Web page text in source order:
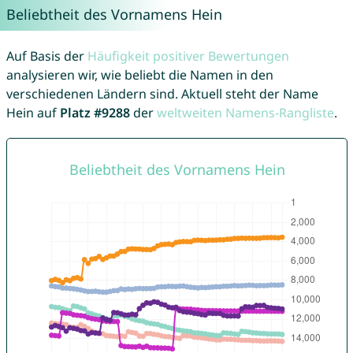
Beliebtheit des Vornamens Hein
Auf Basis der Häufigkeit positiver Bewertungen
analysieren wir, wie beliebt die Namen in den
verschiedenen Ländern sind. Aktuell steht der Name
Hein auf Platz #9288derweltweiten Namens-Rangliste.